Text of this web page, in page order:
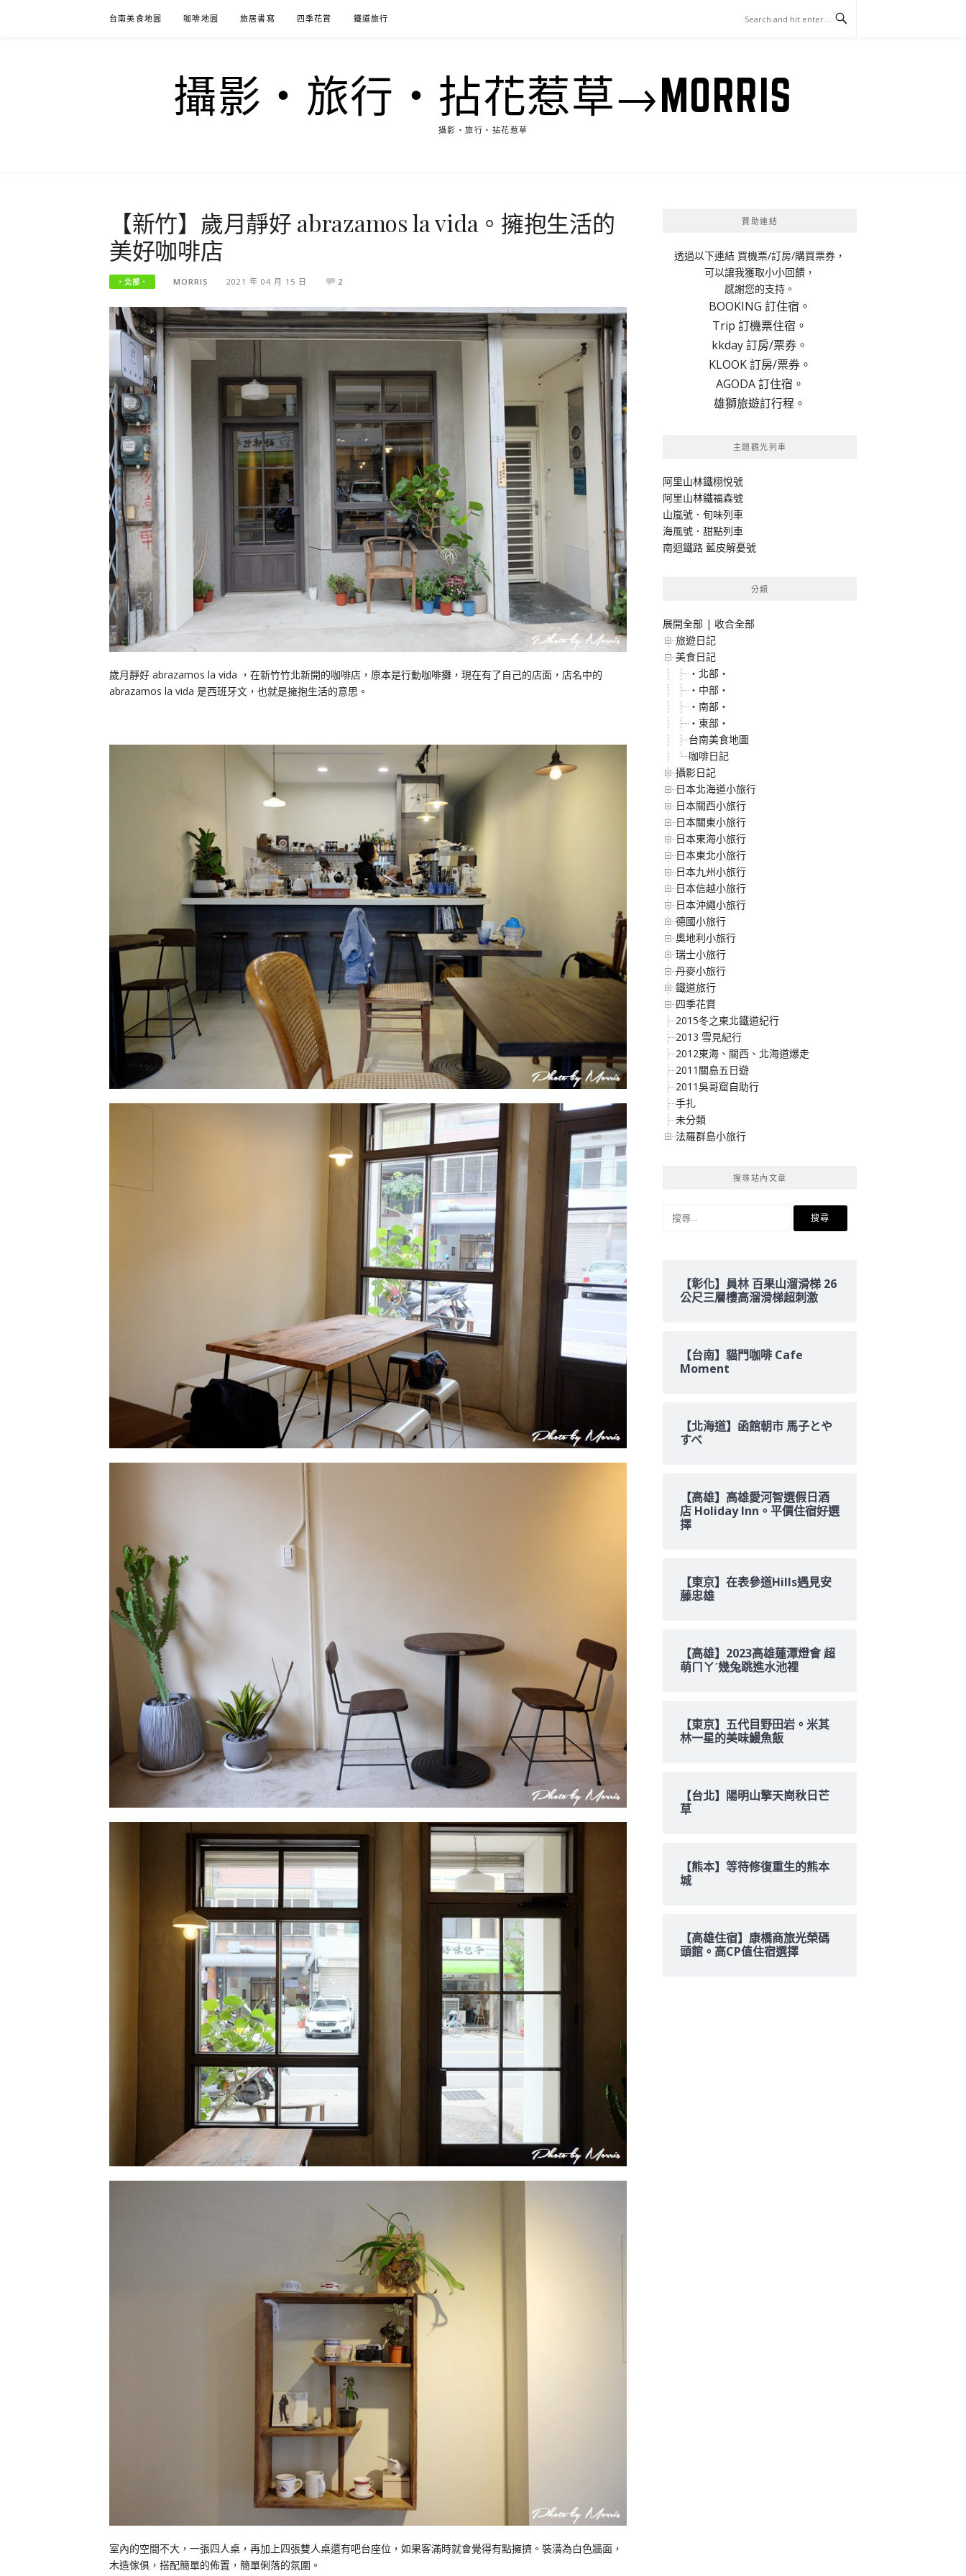
台南美食地圖 咖啡地圖 旅居書寫 四季花賞 鐵道旅行
攝影‧旅行‧拈花惹草→MORRIS
攝影‧旅行‧拈花惹草
【新竹】歲月靜好 abrazamos la vida。擁抱生活的
美好咖啡店
‧北部‧ MORRIS 2021 年 04 月 15 日 2
歲月靜好 abrazamos la vida ，在新竹竹北新開的咖啡店，原本是行動咖啡攤，現在有了自己的店面，店名中的
abrazamos la vida 是西班牙文，也就是擁抱生活的意思。
室內的空間不大，一張四人桌，再加上四張雙人桌還有吧台座位，如果客滿時就會覺得有點擁擠。裝潢為白色牆面，
木造傢俱，搭配簡單的佈置，簡單俐落的氛圍。
贊助連結
透過以下連結 買機票/訂房/購買票券，
可以讓我獲取小小回饋，
感謝您的支持。
BOOKING 訂住宿。
Trip 訂機票住宿。
kkday 訂房/票券。
KLOOK 訂房/票券。
AGODA 訂住宿。
雄獅旅遊訂行程。
主題觀光列車
阿里山林鐵栩悅號
阿里山林鐵福森號
山嵐號．旬味列車
海風號．甜點列車
南迴鐵路 藍皮解憂號
分類
展開全部 | 收合全部
旅遊日記
美食日記
‧北部‧
‧中部‧
‧南部‧
‧東部‧
台南美食地圖
咖啡日記
攝影日記
日本北海道小旅行
日本關西小旅行
日本關東小旅行
日本東海小旅行
日本東北小旅行
日本九州小旅行
日本信越小旅行
日本沖繩小旅行
德國小旅行
奧地利小旅行
瑞士小旅行
丹麥小旅行
鐵道旅行
四季花賞
2015冬之東北鐵道紀行
2013 雪見紀行
2012東海、關西、北海道爆走
2011關島五日遊
2011吳哥窟自助行
手扎
未分類
法羅群島小旅行
搜尋站內文章
【彰化】員林 百果山溜滑梯 26
公尺三層樓高溜滑梯超刺激
【台南】貓門咖啡 Cafe
Moment
【北海道】函館朝市 馬子とや
すべ
【高雄】高雄愛河智選假日酒
店 Holiday Inn。平價住宿好選
擇
【東京】在表參道Hills遇見安
藤忠雄
【高雄】2023高雄蓮潭燈會 超
萌ㄇㄚˊ幾兔跳進水池裡
【東京】五代目野田岩。米其
林一星的美味鰻魚飯
【台北】陽明山擎天崗秋日芒
草
【熊本】等待修復重生的熊本
城
【高雄住宿】康橋商旅光榮碼
頭館。高CP值住宿選擇